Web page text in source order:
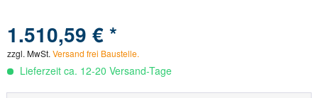
1.510,59 € *
zzgl. MwSt. Versand frei Baustelle.
Lieferzeit ca. 12-20 Versand-Tage